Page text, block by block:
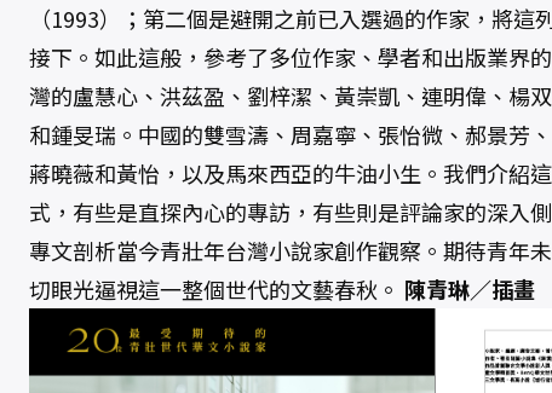
（1993）；第二個是避開之前已入選過的作家，將
接下。如此這般，參考了多位作家、學者和出版業界
灣的盧慧心、洪茲盈、劉梓潔、黃崇凱、連明偉、楊
和鍾旻瑞。中國的雙雪濤、周嘉寧、張怡微、郝景芳
蔣曉薇和黃怡，以及馬來西亞的牛油小生。我們介紹
式，有些是直探內心的專訪，有些則是評論家的深入
專文剖析當今青壯年台灣小說家創作觀察。期待青年
切眼光逼視這一整個世代的文藝春秋。 陳青琳／插畫